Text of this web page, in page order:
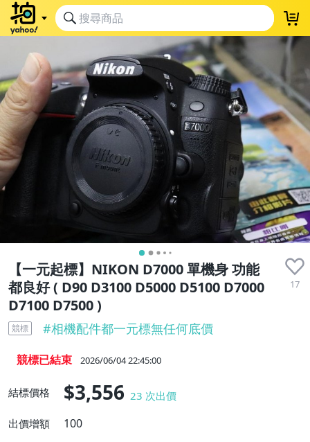
【一元起標】NIKON D7000 單機身 功能
都良好 ( D90 D3100 D5000 D5100 D7000
D7100 D7500 )
17
競標 #相機配件都一元標無任何底價
競標已結束 2026/06/04 22:45:00
結標價格 $3,556 23 次出價
出價增額
100